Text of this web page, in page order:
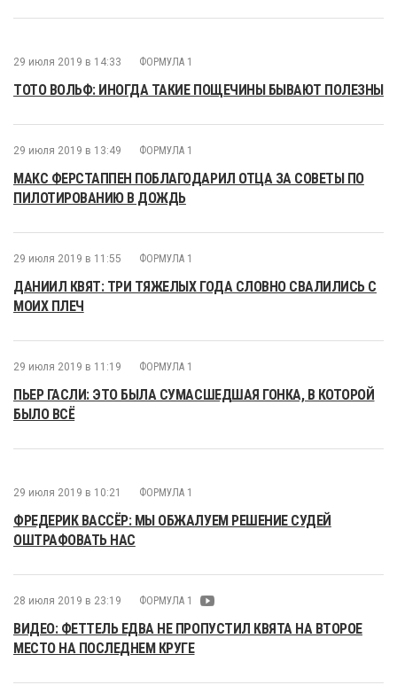
29 июля 2019 в 14:33 ФОРМУЛА 1
ТОТО ВОЛЬФ: ИНОГДА ТАКИЕ ПОЩЕЧИНЫ БЫВАЮТ ПОЛЕЗНЫ
29 июля 2019 в 13:49 ФОРМУЛА 1
МАКС ФЕРСТАППЕН ПОБЛАГОДАРИЛ ОТЦА ЗА СОВЕТЫ ПО
ПИЛОТИРОВАНИЮ В ДОЖДЬ
29 июля 2019 в 11:55 ФОРМУЛА 1
ДАНИИЛ КВЯТ: ТРИ ТЯЖЕЛЫХ ГОДА СЛОВНО СВАЛИЛИСЬ С
МОИХ ПЛЕЧ
29 июля 2019 в 11:19 ФОРМУЛА 1
ПЬЕР ГАСЛИ: ЭТО БЫЛА СУМАСШЕДШАЯ ГОНКА, В КОТОРОЙ
БЫЛО ВСЁ
29 июля 2019 в 10:21 ФОРМУЛА 1
ФРЕДЕРИК ВАССЁР: МЫ ОБЖАЛУЕМ РЕШЕНИЕ СУДЕЙ
ОШТРАФОВАТЬ НАС
28 июля 2019 в 23:19 ФОРМУЛА 1
ВИДЕО: ФЕТТЕЛЬ ЕДВА НЕ ПРОПУСТИЛ КВЯТА НА ВТОРОЕ
МЕСТО НА ПОСЛЕДНЕМ КРУГЕ